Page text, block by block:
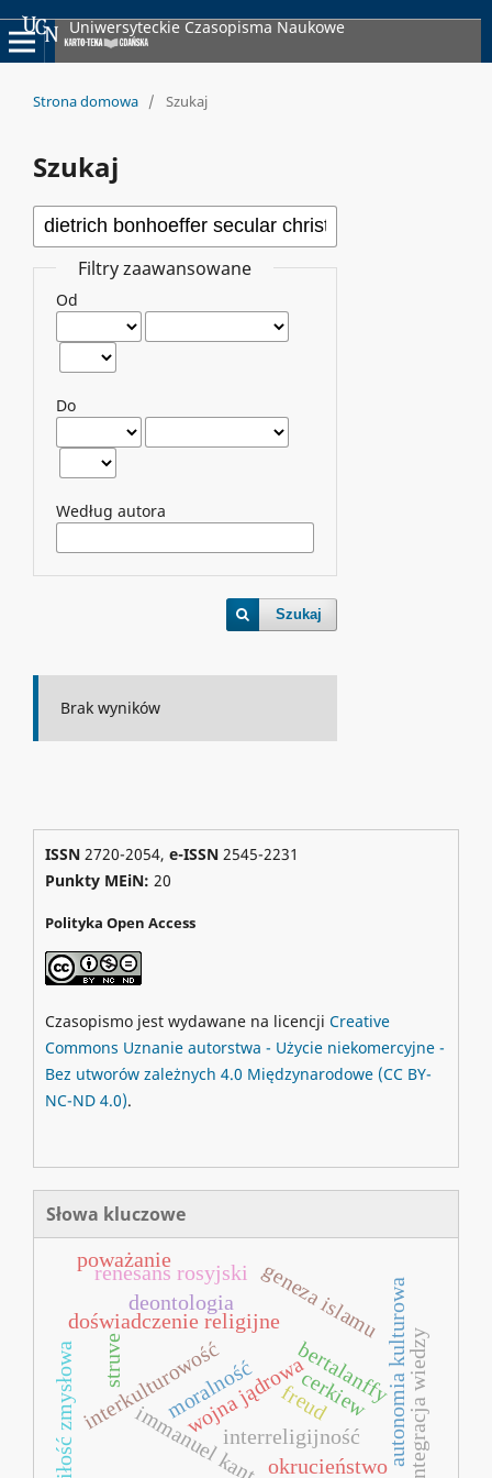
Uniwersyteckie Czasopisma Naukowe
Strona domowa / Szukaj
Szukaj
Filtry zaawansowane
Od
Do
Według autora
Szukaj
Brak wyników
ISSN2720-2054, e-ISSN2545-2231
Punkty MEiN: 20
Polityka Open Access
Czasopismo jest wydawane na licencji Creative
Commons Uznanie autorstwa - Użycie niekomercyjne -
Bez utworów zależnych 4.0 Międzynarodowe (CC BY-
NC-ND 4.0).
Słowa kluczowe
doświadczenie religijne
interkulturowość
deontologia
immanuel kant
moralność
wojna jądrowa
interreligijność
bertalanffyautonomia kulturowa
struve
geneza islamu
freud
renesans rosyjski
okrucieństwo
cerkiew integracja wiedzy
miłość zmysłowa
poważanie